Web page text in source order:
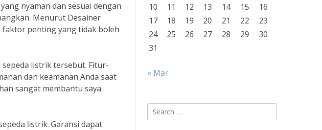
nyaman dan sesuai dengan
Menurut Desainer
faktor penting yang tidak boleh
listrik tersebut. Fitur-
dan keamanan Anda saat
sangat membantu saya
listrik. Garansi dapat
10
11 12 13 14 15
16
17
18 19 20 21 22
23
24
25 26 27 28 29
30
31
« Mar
Search
for: